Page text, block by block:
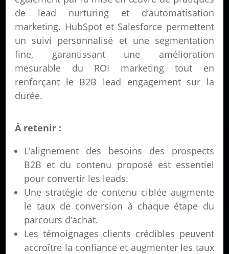
de lead nurturing et d’automatisation
marketing. HubSpot et Salesforce permettent
un suivi personnalisé et une segmentation
fine, garantissant une amélioration
mesurable du ROI marketing tout en
renforçant le B2B lead engagement sur la
durée.
À retenir :
L’alignement des besoins des prospects
B2B et du contenu proposé est essentiel
pour convertir les leads.
Une stratégie de contenu ciblée augmente
le taux de conversion à chaque étape du
parcours d’achat.
Les témoignages clients crédibles peuvent
accroître la confiance et augmenter les taux